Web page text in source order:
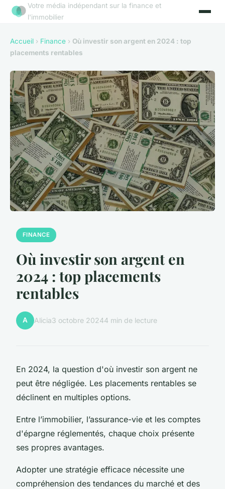
Votre média indépendant sur la finance et
l'immobilier
Accueil › Finance › Où investir son argent en 2024 : top
placements rentables
FINANCE
Où investir son argent en
2024 : top placements
rentables
A Alicia3 octobre 20244 min de lecture
En 2024, la question d'où investir son argent ne
peut être négligée. Les placements rentables se
déclinent en multiples options.
Entre l’immobilier, l’assurance-vie et les comptes
d'épargne réglementés, chaque choix présente
ses propres avantages.
Adopter une stratégie efficace nécessite une
compréhension des tendances du marché et des